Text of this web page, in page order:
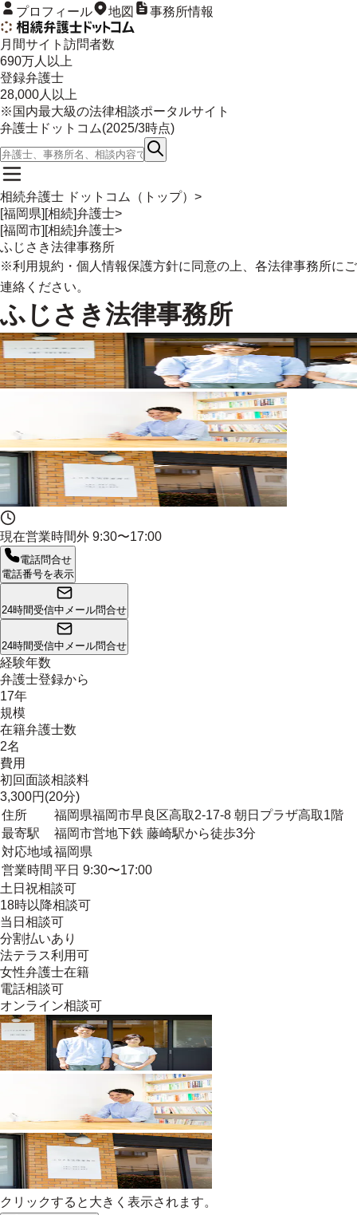
プロフィール 地図 事務所情報
月間サイト訪問者数
690万人以上
登録弁護士
28,000人以上
※国内最大級の法律相談ポータルサイト
弁護士ドットコム(2025/3時点)
相続弁護士 ドットコム（トップ） >
[福岡県][相続]弁護士>
[福岡市][相続]弁護士>
ふじさき法律事務所
※利用規約 ・ 個人情報保護方針に同意の上、各法律事務所にご
連絡ください。
ふじさき法律事務所
現在営業時間外 9:30〜17:00
電話問合せ
電話番号を表示
24時間受信中 メール問合せ
24時間受信中 メール問合せ
経験年数
弁護士登録から
17年
規模
在籍弁護士数
2名
費用
初回面談相談料
3,300円(20分)
住所
福岡県福岡市早良区高取2-17-8 朝日プラザ高取1階
最寄駅
福岡市営地下鉄 藤崎駅から徒歩3分
対応地域福岡県
営業時間 平日 9:30〜17:00
土日祝相談可
18時以降相談可
当日相談可
分割払いあり
法テラス利用可
女性弁護士在籍
電話相談可
オンライン相談可
クリックすると大きく表示されます。